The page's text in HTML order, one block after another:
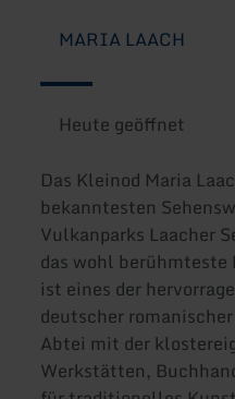
MARIA LAACH
Heute geöffnet
Das Kleinod Maria
bekanntesten
Vulkanparks Laacher
das wohl berühmteste
ist eines der
deutscher
Abtei mit der
Werkstätten,